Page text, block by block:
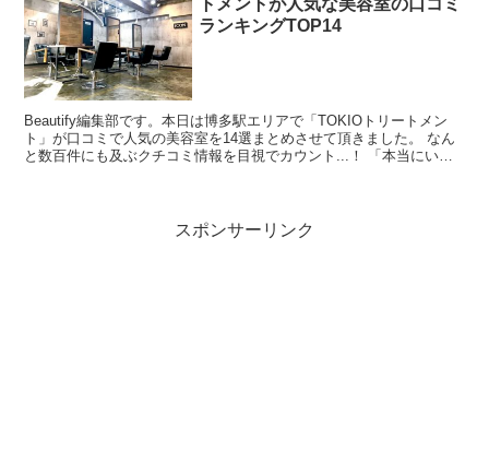
トメントが人気な美容室の口コミ
ランキングTOP14
Beautify編集部です。本日は博多駅エリアで「TOKIOトリートメン
ト」が口コミで人気の美容室を14選まとめさせて頂きました。 なん
と数百件にも及ぶクチコミ情報を目視でカウント...！ 「本当にいい
スポンサーリンク